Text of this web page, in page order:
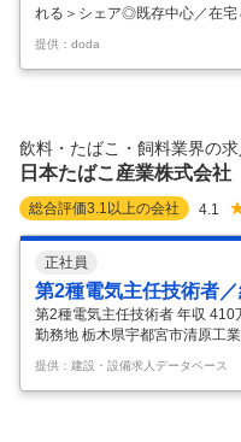
れる＞シェア◎既存中心／在宅
容】 コーヒー企画営業＜幅広
存中心／在宅＆フレックス可
ヒー好き歓迎！／コーヒーを
年／日本を代表する総合コー
◎】 ■業務内容： 飲食店やオ
は、飲料メーカーへの工業用コ
■…
提供：doda
飲料・たばこ・飼料業界の求
日本たばこ産業株式会社
総合評価3.1 以上の会社 4.1
正社員
第2種電気主任技術者
第2種電気主任技術者 年収
勤務地 栃木県宇都宮市清原工
下記の業務を担当していただ
ユーティリティ設備の予防保
令等に定める各種保安規定や
内保全会社）への運転・保全
提供：建設・設備求人データベース